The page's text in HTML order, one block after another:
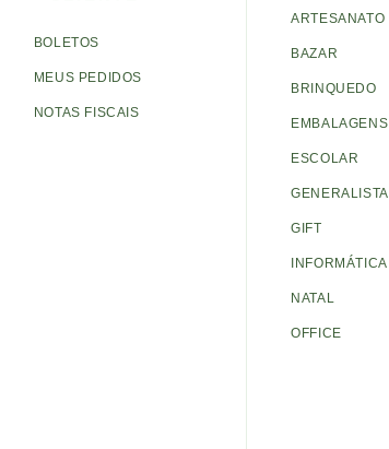
BOLETOS
MEUS PEDIDOS
NOTAS FISCAIS
ARTESANATO
BAZAR
BRINQUEDO
ESCOLAR
GENERALISTA
GIFT
INFORMÁTICA
NATAL
OFFICE